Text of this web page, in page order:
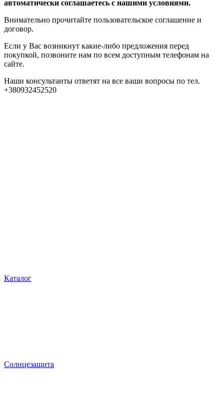
автоматически соглашаетесь с нашими условиями.
Внимательно прочитайте пользовательское соглашение и
договор.
Если у Вас возникнут какие-либо предложения перед
покупкой, позвоните нам по всем доступным телефонам на
сайте.
Наши консультанты ответят на все ваши вопросы по тел.
+380932452520
Каталог
Солнцезащита